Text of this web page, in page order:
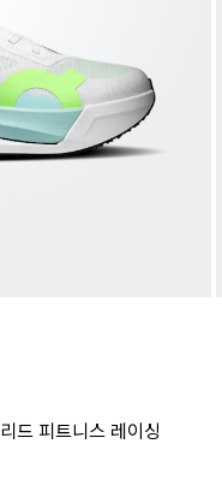
드 피트니스 레이싱